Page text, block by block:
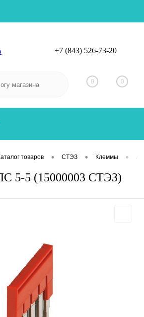
Вход
+7 (843) 526-73-20
0 0
товаров • СТЭЗ • Клеммы •
5-5 (15000003 СТЭЗ)